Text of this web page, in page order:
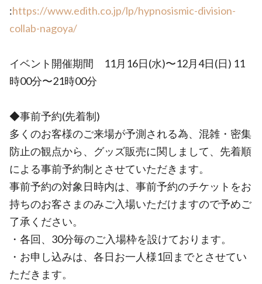
:https://www.edith.co.jp/lp/hypnosismic-division-
collab-nagoya/
イベント開催期間 11月16日(水)〜12月4日(日) 11
時00分〜21時00分
◆事前予約(先着制)
多くのお客様のご来場が予測される為、混雑・密集
防止の観点から、グッズ販売に関しまして、先着順
による事前予約制とさせていただきます。
事前予約の対象日時内は、事前予約のチケットをお
持ちのお客さまのみご入場いただけますので予めご
了承ください。
・各回、30分毎のご入場枠を設けております。
・お申し込みは、各日お一人様1回までとさせてい
ただきます。